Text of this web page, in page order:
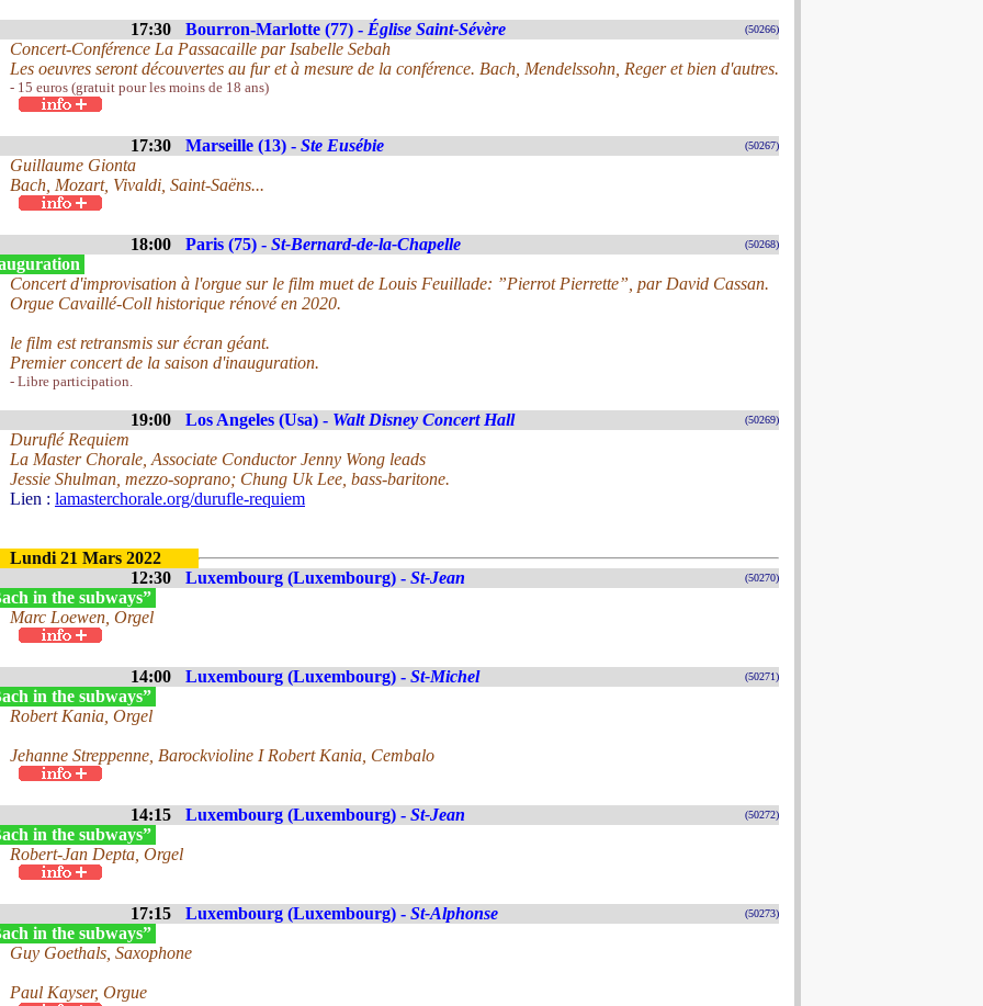
17:30 Bourron-Marlotte (77) - Église Saint-Sévère (50266)
Concert-Conférence La Passacaille par Isabelle Sebah
Les oeuvres seront découvertes au fur et à mesure de la conférence. Bach, Mendelssohn, Reger et bien d'autres.
- 15 euros (gratuit pour les moins de 18 ans)
17:30 Marseille (13) - Ste Eusébie (50267)
Guillaume Gionta
Bach, Mozart, Vivaldi, Saint-Saëns...
18:00 Paris (75) - St-Bernard-de-la-Chapelle (50268)
Concert d'improvisation à l'orgue sur le film muet de Louis Feuillade: ”Pierrot Pierrette”, par David Cassan.
Orgue Cavaillé-Coll historique rénové en 2020.
le film est retransmis sur écran géant.
Premier concert de la saison d'inauguration.
- Libre participation.
19:00 Los Angeles (Usa) - Walt Disney Concert Hall (50269)
Duruflé Requiem
La Master Chorale, Associate Conductor Jenny Wong leads
Jessie Shulman, mezzo-soprano; Chung Uk Lee, bass-baritone.
Lien : lamasterchorale.org/durufle-requiem
Lundi 21 Mars 2022
12:30
Luxembourg (Luxembourg) - St-Jean (50270)
in the subways”
Marc Loewen, Orgel
14:00 Luxembourg (Luxembourg) - St-Michel (50271)
in the subways”
Robert Kania, Orgel
Jehanne Streppenne, Barockvioline I Robert Kania, Cembalo
14:15 Luxembourg (Luxembourg) - St-Jean (50272)
in the subways”
Robert-Jan Depta, Orgel
17:15 Luxembourg (Luxembourg) - St-Alphonse (50273)
in the subways”
Guy Goethals, Saxophone
Paul Kayser, Orgue